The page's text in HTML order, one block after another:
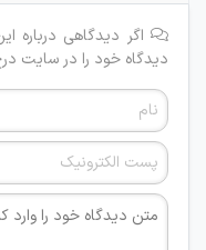
اگر دیدگاهی درباره
دیدگاه خود را در سایت